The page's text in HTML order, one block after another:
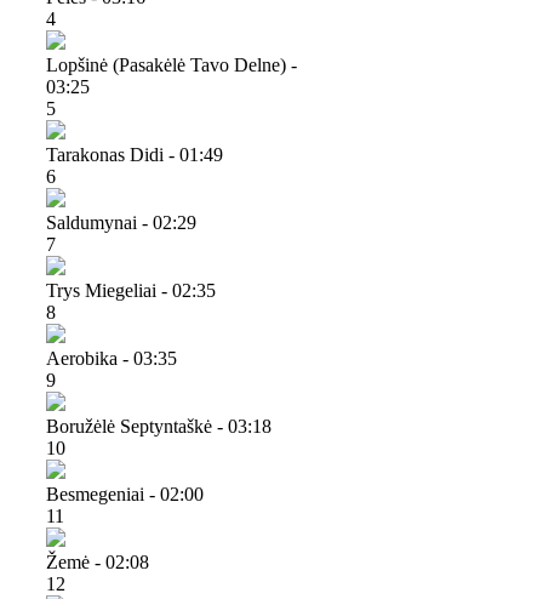
4
Lopšinė (pasakėlė Tavo Delne) -
03:25
5
Tarakonas Didi - 01:49
6
Saldumynai - 02:29
7
Trys Miegeliai - 02:35
8
Aerobika - 03:35
9
Boružėlė Septyntaškė - 03:18
10
Besmegeniai - 02:00
11
Žemė - 02:08
12